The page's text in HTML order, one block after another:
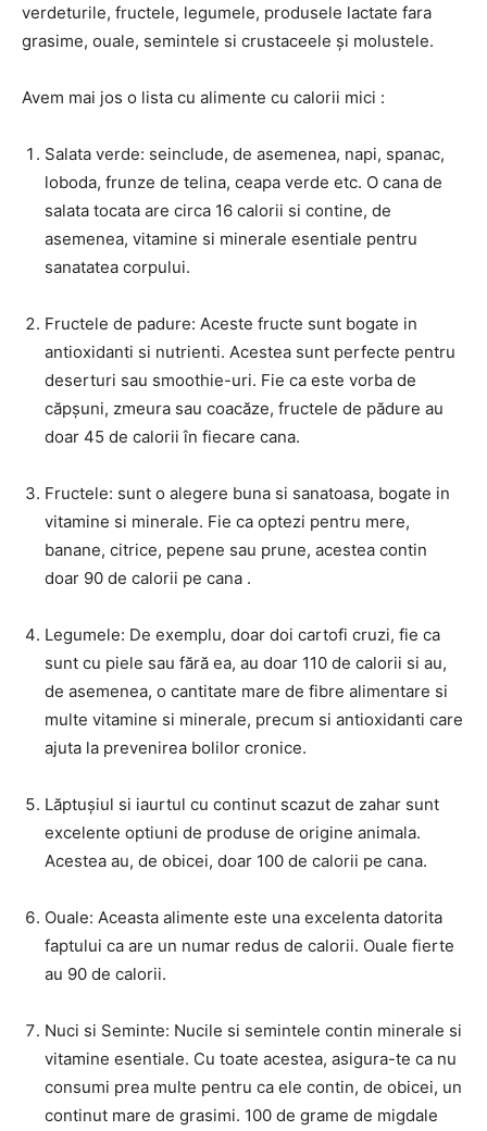
verdeturile, fructele, legumele, produsele lactate fara
grasime, ouale, semintele si crustaceele și molustele.
Avem mai jos o lista cu alimente cu calorii mici :
Salata verde: seinclude, de asemenea, napi, spanac,
loboda, frunze de telina, ceapa verde etc. O cana de
salata tocata are circa 16 calorii si contine, de
asemenea, vitamine si minerale esentiale pentru
sanatatea corpului.
Fructele de padure: Aceste fructe sunt bogate in
antioxidanti si nutrienti. Acestea sunt perfecte pentru
deserturi sau smoothie-uri. Fie ca este vorba de
căpșuni, zmeura sau coacăze, fructele de pădure au
doar 45 de calorii în fiecare cana.
Fructele: sunt o alegere buna si sanatoasa, bogate in
vitamine si minerale. Fie ca optezi pentru mere,
banane, citrice, pepene sau prune, acestea contin
doar 90 de calorii pe cana .
Legumele: De exemplu, doar doi cartofi cruzi, fie ca
sunt cu piele sau fără ea, au doar 110 de calorii si au,
de asemenea, o cantitate mare de fibre alimentare si
multe vitamine si minerale, precum si antioxidanti care
ajuta la prevenirea bolilor cronice.
Lăptușiul si iaurtul cu continut scazut de zahar sunt
excelente optiuni de produse de origine animala.
Acestea au, de obicei, doar 100 de calorii pe cana.
Ouale: Aceasta alimente este una excelenta datorita
faptului ca are un numar redus de calorii. Ouale fierte
au 90 de calorii.
Nuci si Seminte: Nucile si semintele contin minerale si
vitamine esentiale. Cu toate acestea, asigura-te ca nu
consumi prea multe pentru ca ele contin, de obicei, un
continut mare de grasimi. 100 de grame de migdale